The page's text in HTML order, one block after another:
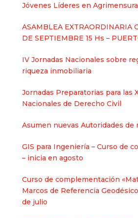
Jóvenes Líderes en
ASAMBLEA EXTRAORDINARIA
DE SEPTIEMBRE 15 Hs –
IV Jornadas Nacionales sobre
riqueza inmobiliaria
Jornadas Preparatorias para las
Nacionales de Derecho Civil
Asumen nuevas Autoridades de
GIS para Ingeniería – Curso de
– inicia en agosto
Curso de complementación
Marcos de Referencia
de julio